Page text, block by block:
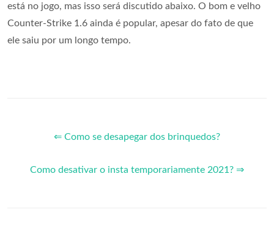
está no jogo, mas isso será discutido abaixo. O bom e velho
Counter-Strike 1.6 ainda é popular, apesar do fato de que
ele saiu por um longo tempo.
⇐ Como se desapegar dos brinquedos?
Como desativar o insta temporariamente 2021? ⇒